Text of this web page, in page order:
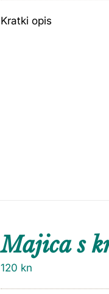
Kratki opis
Majica s
120 kn